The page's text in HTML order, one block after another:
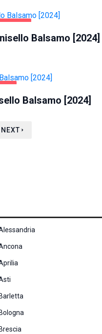
Balsamo [2024]
Balsamo [2024]
NEXT
Barletta
Bologna
Brescia